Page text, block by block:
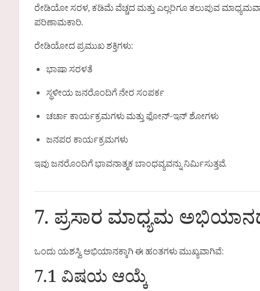
ರೇಡಿಯೋ ಸರಳ, ಕಡಿಮೆ ವೆಚ್ಚದ ಮತ್ತು ಎಲ್ಲರಿಗೂ ತಲುಪುವ
ಪರಿಣಾಮಕಾರಿ.
ರೇಡಿಯೋದ ಪ್ರಮುಖ ಶಕ್ತಿಗಳು:
ಭಾಷಾ ಸರಳತೆ
ಸ್ಥಳೀಯ ಜನರೊಂದಿಗೆ ನೇರ ಸಂಪರ್ಕ
ಚರ್ಚಾ ಕಾರ್ಯಕ್ರಮಗಳು ಮತ್ತು ಫೋನ್-ಇನ್ ಶೋಗಳು
ಜನಪರ ಕಾರ್ಯಕ್ರಮಗಳು
ಇವು ಜನರೊಂದಿಗೆ ಭಾವನಾತ್ಮಕ ಬಾಂಧವ್ಯವನ್ನು ನಿರ್ಮಿಸುತ್ತವೆ.
7. ಪ್ರಸಾರ ಮಾಧ್ಯಮ
ಒಂದು ಯಶಸ್ವಿ ಅಭಿಯಾನಕ್ಕಾಗಿ ಈ ಹಂತಗಳು ಮುಖ್ಯವಾಗಿವೆ:
7.1 ವಿಷಯ ಆಯ್ಕೆ